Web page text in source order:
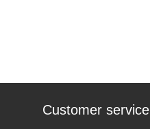
Customer service